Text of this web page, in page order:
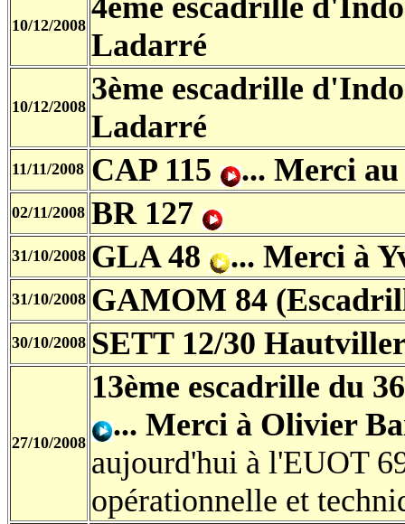
10/12/2008
Ladarré
10/12/2008 3ème escadrille
Ladarré
11/11/2008 CAP 115 ... Merci
02/11/2008 BR 127
31/10/2008 GLA 48 ... Merci à
31/10/2008 GAMOM 84
30/10/2008 SETT 12/30
27/10/2008
13ème escadrille du
... Merci à Olivier
aujourd'hui à l'EUOT
opérationnelle et